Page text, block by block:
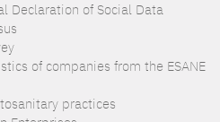
Declaration of Social Data
of companies from the ESANE
practices